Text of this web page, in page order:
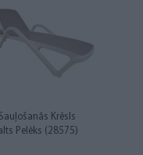
Krēsls
Pelēks (28575)